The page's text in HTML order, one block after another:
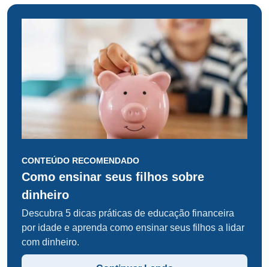
CONTEÚDO RECOMENDADO
Como ensinar seus filhos sobre
dinheiro
Descubra 5 dicas práticas de educação financeira
por idade e aprenda como ensinar seus filhos a lidar
com dinheiro.